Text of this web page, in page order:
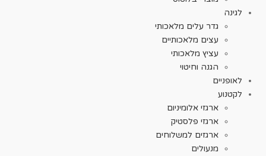
לגינה
גדר עלים מלאכותי
עצים מלאכותיים
עציץ מלאכותי
הגנה וחיטוי
לאופניים
לקטנוע
ארגזי אלומיניום
ארגזי פלסטיק
ארגזים למשלוחים
מנעולים